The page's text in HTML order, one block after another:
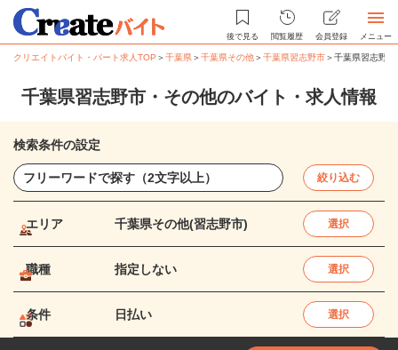
後で見る 閲覧履歴 会員登録 メニュー
クリエイトバイト・パート求人TOP ＞千葉県＞千葉県その他＞千葉県習志野市＞千葉県習志野
千葉県習志野市・その他のバイト・求人情報
検索条件の設定
絞り込む
エリア 千葉県その他(習志野市) 選択
職種 指定しない 選択
条件 日払い 選択